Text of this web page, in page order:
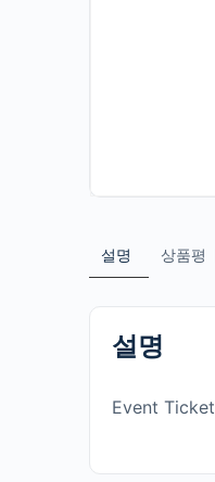
설명 상품평
설명
Event Ticket